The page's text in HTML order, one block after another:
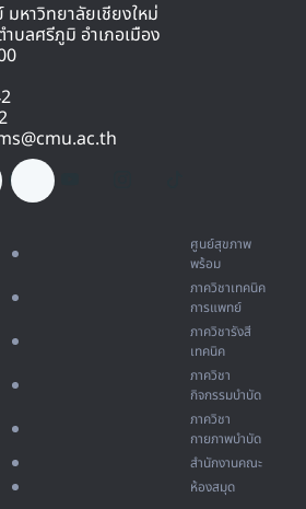
หาวิทยาลัยเชียงใหม่
บลศรีภูมิ อำเภอเมือง
ศูนย์สุขภาพ
พร้อม
ภาควิชาเทคนิค
การแพทย์
ภาควิชารังสี
เทคนิค
ภาควิชา
กิจกรรมบำบัด
ภาควิชา
กายภาพบำบัด
สำนักงานคณะ
ห้องสมุด